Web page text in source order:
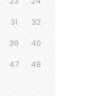
31
32
39
40
47
48